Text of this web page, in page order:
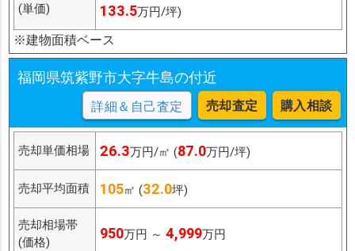
(単価)
133.5万円/坪)
※建物面積ベース
福岡県筑紫野市大字牛島の付近
詳細＆自己査定 売却査定 購入相談
売却単価相場 26.3万円/㎡ (87.0万円/坪)
売却平均面積 105㎡ (32.0坪)
売却相場帯
(価格)
950万円 ～ 4,999万円